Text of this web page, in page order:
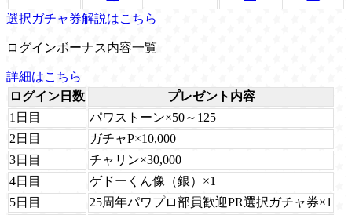
選択ガチャ券解説はこちら
ログインボーナス内容一覧
詳細はこちら
ログイン日数
プレゼント内容
1日目
パワストーン×50～125
2日目
ガチャP×10,000
3日目
チャリン×30,000
4日目
ゲドーくん像（銀）×1
5日目
25周年パワプロ部員歓迎PR選択ガチャ券×1